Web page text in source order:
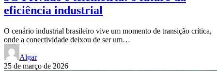
eficiência industrial
O cenário industrial brasileiro vive um momento de transição crítica,
onde a conectividade deixou de ser um…
Algar
25 de março de 2026